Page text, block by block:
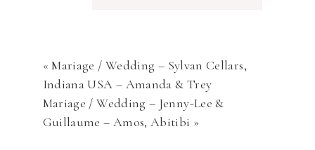
« Mariage / Wedding – Sylvan Cellars,
Indiana USA – Amanda & Trey
Mariage / Wedding – Jenny-Lee &
Guillaume – Amos, Abitibi »